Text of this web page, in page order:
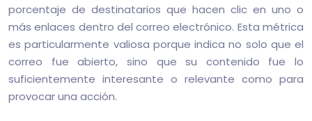
porcentaje de destinatarios que hacen clic en uno o
más enlaces dentro del correo electrónico. Esta métrica
es particularmente valiosa porque indica no solo que el
correo fue abierto, sino que su contenido fue lo
suficientemente interesante o relevante como para
provocar una acción.